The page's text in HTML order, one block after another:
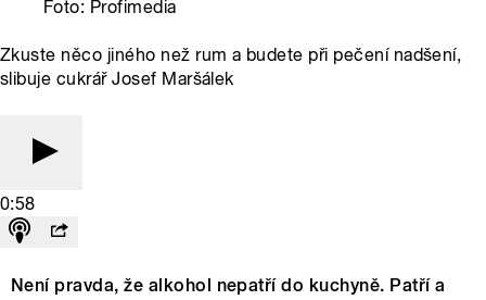
Foto: Profimedia
Zkuste něco jiného než rum a budete při pečení nadšení,
slibuje cukrář Josef Maršálek
0:58
Není pravda, že alkohol nepatří do kuchyně. Patří a